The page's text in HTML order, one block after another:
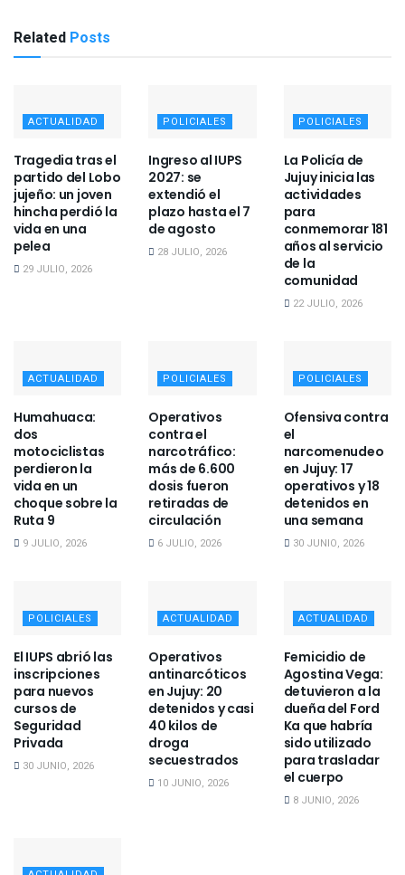
Related Posts
ACTUALIDAD
Tragedia tras el
partido del Lobo
jujeño: un joven
hincha perdió la
vida en una
pelea
29 JULIO, 2026
POLICIALES
Ingreso al IUPS
2027: se
extendió el
plazo hasta el 7
de agosto
28 JULIO, 2026
POLICIALES
La Policía de
Jujuy inicia las
actividades
para
conmemorar 181
años al servicio
de la
comunidad
22 JULIO, 2026
ACTUALIDAD
Humahuaca:
dos
motociclistas
perdieron la
vida en un
choque sobre la
Ruta 9
9 JULIO, 2026
POLICIALES
Operativos
contra el
narcotráfico:
más de 6.600
dosis fueron
retiradas de
circulación
6 JULIO, 2026
POLICIALES
Ofensiva contra
el
narcomenudeo
en Jujuy: 17
operativos y 18
detenidos en
una semana
30 JUNIO, 2026
POLICIALES
El IUPS abrió las
inscripciones
para nuevos
cursos de
Seguridad
Privada
30 JUNIO, 2026
ACTUALIDAD
Operativos
antinarcóticos
en Jujuy: 20
detenidos y casi
40 kilos de
droga
secuestrados
10 JUNIO, 2026
ACTUALIDAD
Femicidio de
Agostina Vega:
detuvieron a la
dueña del Ford
Ka que habría
sido utilizado
para trasladar
el cuerpo
8 JUNIO, 2026